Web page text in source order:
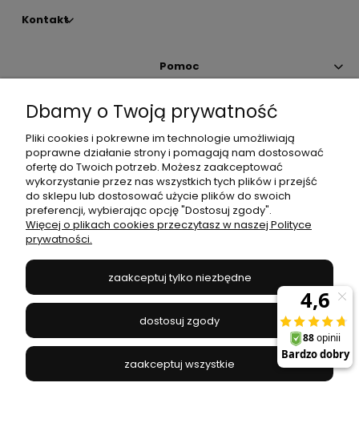
Kontakt
Pomoc
Moje konto
Płatności i dostawa
Informacje
JANEX
669-050-03-43
504 545 749//E-mail:sklep@janexmarket.pl
Dbamy o Twoją prywatność
Pliki cookies i pokrewne im technologie umożliwiają
poprawne działanie strony i pomagają nam dostosować
ofertę do Twoich potrzeb. Możesz zaakceptować
wykorzystanie przez nas wszystkich tych plików i przejść
do sklepu lub dostosować użycie plików do swoich
preferencji, wybierając opcję "Dostosuj zgody".
Więcej o plikach cookies przeczytasz w naszej Polityce
prywatności.
zaakceptuj tylko niezbędne
dostosuj zgody
zaakceptuj wszystkie